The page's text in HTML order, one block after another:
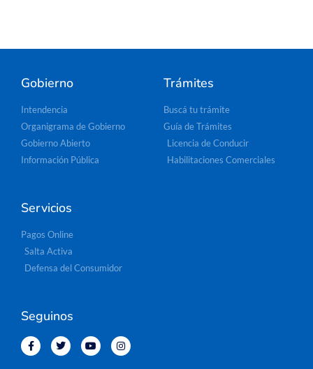
Gobierno
Intendencia
Organigrama de Gobierno
Gobierno Abierto
Información Pública
Trámites
Buscá tu trámite
Guía de Trámites
Licencia de Conducir
Habilitaciones Comerciales
Servicios
Pagos Online
Salta Activa
Defensa del Consumidor
Seguinos